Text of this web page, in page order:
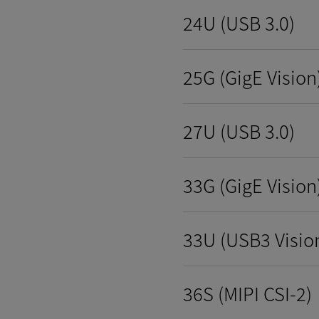
24U (USB 3.0)
25G (GigE
27U (USB 3.0)
33G (GigE
33U (USB3
36S (MIPI CSI-2)